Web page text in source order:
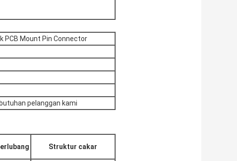
PCB Mount Pin Connector
pelanggan kami
Struktur cakar